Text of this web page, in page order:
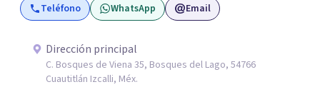
Teléfono WhatsApp Email
Dirección principal
C. Bosques de Viena 35, Bosques del Lago, 54766
Cuautitlán Izcalli, Méx.